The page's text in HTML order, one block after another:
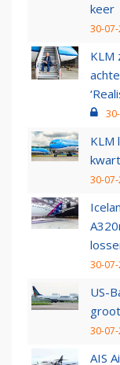
keer
30-
KLM
KLM
30-
30-
US-
30-
AIS